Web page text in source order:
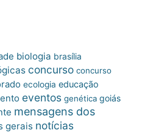
biologia brasília
concurso concurso
ecologia educação
eventos genética goiás
mensagens dos
gerais notícias